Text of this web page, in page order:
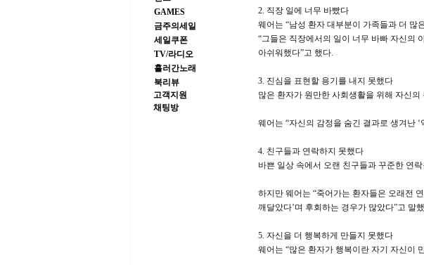
GAMES
금주의세일
세일쿠폰
TV/라디오
흘러간노래
북리뷰
고객지원
채팅방
2. 직장 일에 너무 바빴다
웨어는 “남성 환자 대부분이 가족들과 더 많
“그들은 직장에서의 일이 너무 바빠 자신의
아쉬워했다”고 했다.
3. 진심을 표현할 용기를 내지 못했다
많은 환자가 원만한 사회생활을 위해 자신
웨어는 “자신의 감정을 숨긴 결과로 생겨난
4. 친구들과 연락하지 못했다
바쁜 일상 속에서 오랜 친구들과 꾸준한 연
하지만 웨어는 “죽어가는 환자들은 오래전
깨달았다’며 후회하는 경우가 많았다”고 말
5. 자신을 더 행복하게 만들지 못했다
웨어는 “많은 환자가 행복이란 자기 자신이